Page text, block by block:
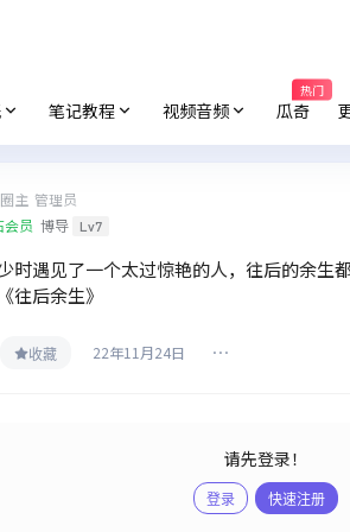
笔记教程 视频音频 瓜奇
热门
圈主 管理员
会员 博导 Lv7
时遇见了一个太过惊艳的人，往后的余
往后余生》
收藏 22年11月24日
请先登录！
登录 快速注册